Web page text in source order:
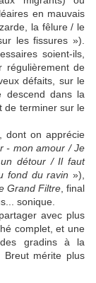
en mauvais
la fêlure / le
les fissures »).
soient-ils,
régulièrement de
défaits, sur le
descend dans la
de terminer sur le
, dont on apprécie
- mon amour / Je
détour / Il faut
fond du ravin »),
Grand Filtre , final
sonique.
avec plus
complet, et une
gradins à la
Breut mérite plus